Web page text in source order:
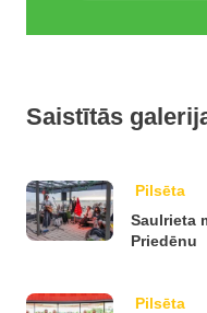
Saistītās
Pilsēta
Saulrieta
Priedēnu
Pilsēta